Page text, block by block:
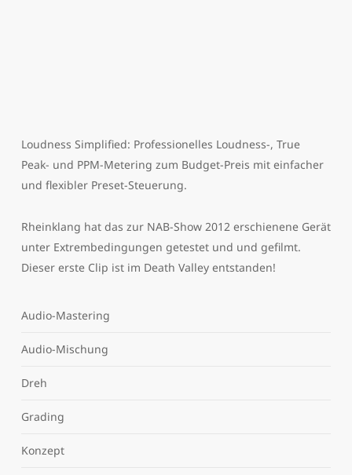
Loudness Simplified: Professionelles Loudness-, True
Peak- und PPM-Metering zum Budget-Preis mit einfacher
und flexibler Preset-Steuerung.
Rheinklang hat das zur NAB-Show 2012 erschienene Gerät
unter Extrembedingungen getestet und und gefilmt.
Dieser erste Clip ist im Death Valley entstanden!
Audio-Mastering
Audio-Mischung
Dreh
Grading
Konzept